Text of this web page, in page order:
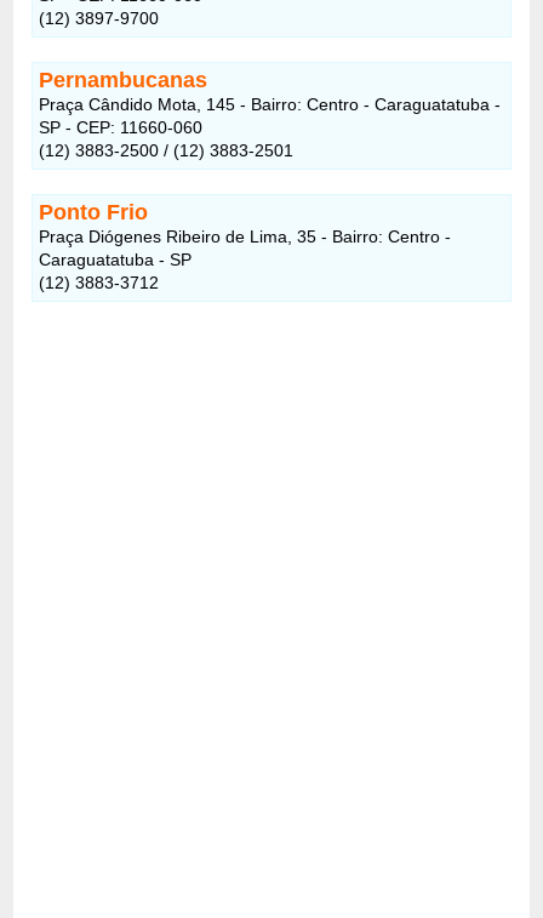
(12) 3897-9700
Pernambucanas
Praça Cândido Mota, 145 - Bairro: Centro - Caraguatatuba -
SP - CEP: 11660-060
(12) 3883-2500 / (12) 3883-2501
Ponto Frio
Praça Diógenes Ribeiro de Lima, 35 - Bairro: Centro -
Caraguatatuba - SP
(12) 3883-3712